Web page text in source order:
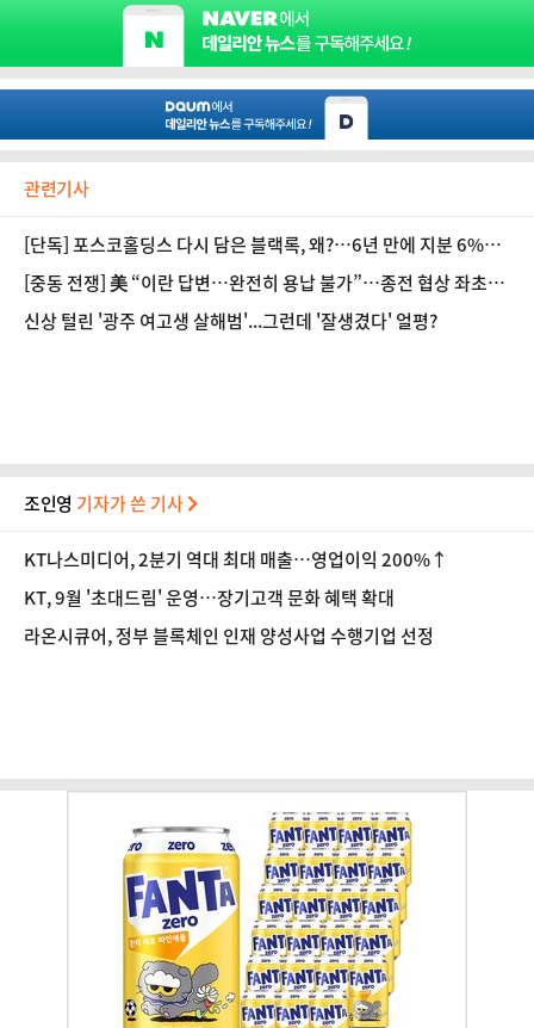
관련기사
[단독] 포스코홀딩스 다시 담은 블랙록, 왜?…6년 만에 지분 6%대
회복
[중동 전쟁] 美 “이란 답변…완전히 용납 불가”…종전 협상 좌초하
나
신상 털린 '광주 여고생 살해범'...그런데 '잘생겼다' 얼평?
조인영 기자가 쓴 기사
KT나스미디어, 2분기 역대 최대 매출…영업이익 200%↑
KT, 9월 '초대드림' 운영…장기고객 문화 혜택 확대
라온시큐어, 정부 블록체인 인재 양성사업 수행기업 선정